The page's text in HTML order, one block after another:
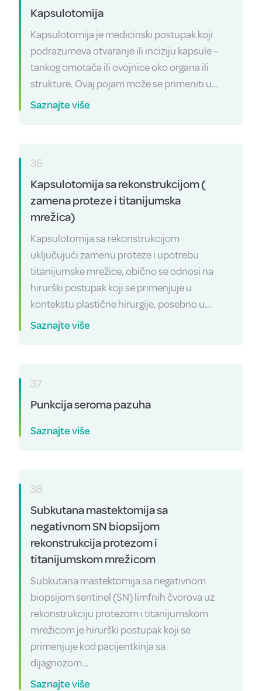
Kapsulotomija
Kapsulotomija je medicinski postupak koji
podrazumeva otvaranje ili inciziju kapsule –
tankog omotača ili ovojnice oko organa ili
strukture. Ovaj pojam može se primeniti u…
Saznajte više
36
Kapsulotomija sa rekonstrukcijom (
zamena proteze i titanijumska
mrežica)
Kapsulotomija sa rekonstrukcijom
uključujući zamenu proteze i upotrebu
titanijumske mrežice, obično se odnosi na
hirurški postupak koji se primenjuje u
kontekstu plastične hirurgije, posebno u…
Saznajte više
37
Punkcija seroma pazuha
Saznajte više
38
Subkutana mastektomija sa
negativnom SN biopsijom
rekonstrukcija protezom i
titanijumskom mrežicom
Subkutana mastektomija sa negativnom
biopsijom sentinel (SN) limfnih čvorova uz
rekonstrukciju protezom i titanijumskom
mrežicom je hirurški postupak koji se
primenjuje kod pacijentkinja sa
dijagnozom…
Saznajte više